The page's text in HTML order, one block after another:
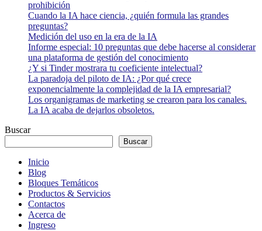
prohibición
Cuando la IA hace ciencia, ¿quién formula las grandes
preguntas?
Medición del uso en la era de la IA
Informe especial: 10 preguntas que debe hacerse al considerar
una plataforma de gestión del conocimiento
¿Y si Tinder mostrara tu coeficiente intelectual?
La paradoja del piloto de IA: ¿Por qué crece
exponencialmente la complejidad de la IA empresarial?
Los organigramas de marketing se crearon para los canales.
La IA acaba de dejarlos obsoletos.
Buscar
Buscar
Inicio
Blog
Bloques Temáticos
Productos & Servicios
Contactos
Acerca de
Ingreso